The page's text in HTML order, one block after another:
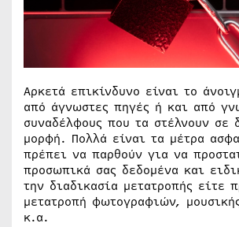
Αρκετά επικίνδυνο είναι το
από άγνωστες πηγές ή και από
συναδέλφους που τα στέλνουν σε
μορφή. Πολλά είναι τα μέτρα
πρέπει να παρθούν για να
προσωπικά σας δεδομένα και
την διαδικασία μετατροπής είτε
μετατροπή φωτογραφιών,
κ.α.